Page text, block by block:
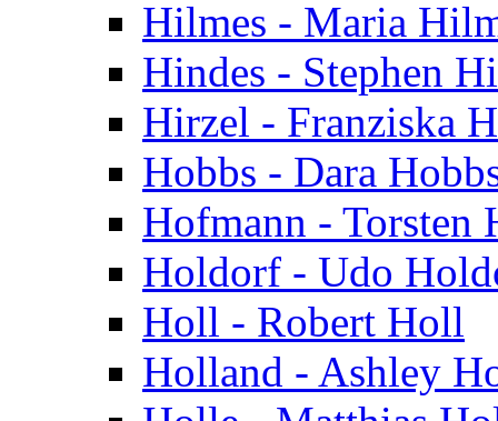
Hilmes - Maria
Hindes - Stephen
Hirzel - Franziska
Hobbs - Dara
Hofmann - Torsten
Holdorf - Udo
Holl - Robert Holl
Holland - Ashley